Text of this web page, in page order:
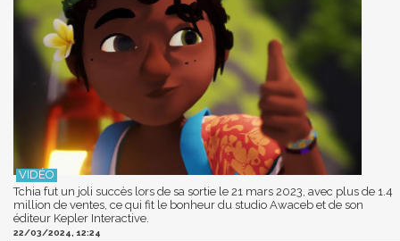
Tchia fut un joli succès lors de sa sortie le 21 mars 2023, avec plus de 1.4
million de ventes, ce qui fit le bonheur du studio Awaceb et de son
éditeur Kepler Interactive.
22/03/2024, 12:24